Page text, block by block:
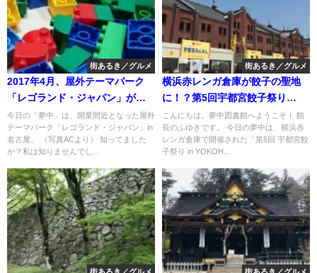
街あるき／グルメ
2017年4月、屋外テーマパーク
「レゴランド・ジャパン」が誕
生する！場所は家族力の高い名
古屋！1700万個のレゴブロック
がつくる世界観って…！？
今日の「夢中」は、開業間近となった屋外
テーマパーク「レゴランド・ジャパン」in
名古屋。 （写真ACより） 知ってました
か？私は知りませんでし...
街あるき／グルメ
横浜赤レンガ倉庫が餃子の聖地
に！？第5回宇都宮餃子祭り
inYOKOHAMA
こんにちは。夢中図書館へようこそ！ 館
長のふゆきです。 今日の夢中は、横浜赤
レンガ倉庫で開催された「第5回 宇都宮餃
子祭り in YOKOH...